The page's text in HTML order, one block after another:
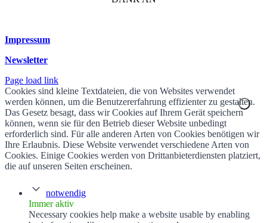
Impressum
Newsletter
Page load link
Cookies sind kleine Textdateien, die von Websites verwendet
werden können, um die Benutzererfahrung effizienter zu gestalten.
Das Gesetz besagt, dass wir Cookies auf Ihrem Gerät speichern
können, wenn sie für den Betrieb dieser Website unbedingt
erforderlich sind. Für alle anderen Arten von Cookies benötigen wir
Ihre Erlaubnis. Diese Website verwendet verschiedene Arten von
Cookies. Einige Cookies werden von Drittanbieterdiensten platziert,
die auf unseren Seiten erscheinen.
notwendig
Immer aktiv
Necessary cookies help make a website usable by enabling